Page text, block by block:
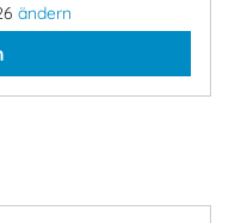
ändern